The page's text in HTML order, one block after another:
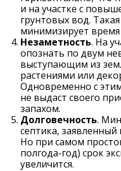
и на участке с
грунтовых вод.
минимизирует время
Незаметность. На
опознать по двум
выступающим из
растениями или
Одновременно с
не выдаст своего
запахом.
Долговечность.
септика,
Но при самом
полгода-год) срок
увеличится.